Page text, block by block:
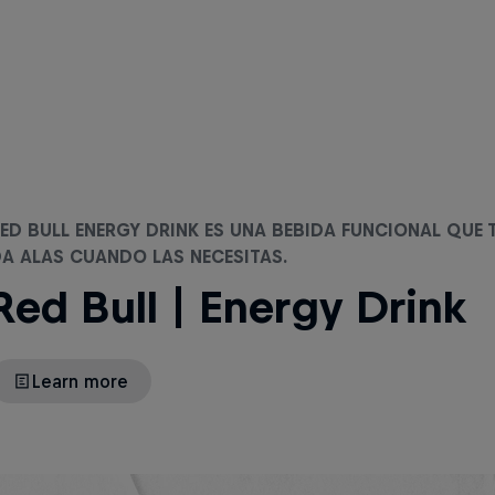
BULL ENERGY DRINK ES UNA BEBIDA FUNCIONAL QUE
ALAS CUANDO LAS NECESITAS.
Bull | Energy Drink
Learn more